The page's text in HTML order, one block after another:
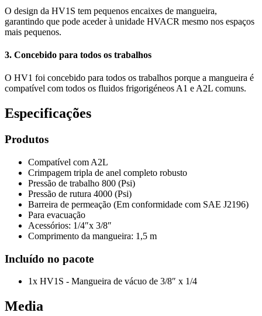
O design da HV1S tem pequenos encaixes de mangueira,
garantindo que pode aceder à unidade HVACR mesmo nos espaços
mais pequenos.
3. Concebido para todos os trabalhos
O HV1 foi concebido para todos os trabalhos porque a mangueira é
compatível com todos os fluidos frigorigéneos A1 e A2L comuns.
Especificações
Produtos
Compatível com A2L
Crimpagem tripla de anel completo robusto
Pressão de trabalho 800 (Psi)
Pressão de rutura 4000 (Psi)
Barreira de permeação (Em conformidade com SAE J2196)
Para evacuação
Acessórios: 1/4″x 3/8″
Comprimento da mangueira: 1,5 m
Incluído no pacote
1x HV1S - Mangueira de vácuo de 3/8″ x 1/4
Media